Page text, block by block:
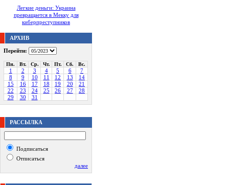
Легкие деньги: Украина
превращается в Мекку для
киберпреступников
АРХИВ
Перейти:
Пн. Вт. Ср. Чт. Пт. Сб. Вс.
1 2 3 4 5 6
7
8
9 10 11 12 13
14
15
16 17 18 19 20
21
22
23 24 25 26 27
28
29
30 31
РАССЫЛКА
Подписаться
Отписаться
далее